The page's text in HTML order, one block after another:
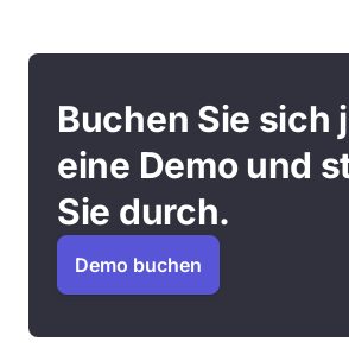
Buchen Sie sich
eine Demo und
Sie durch.
Demo buchen